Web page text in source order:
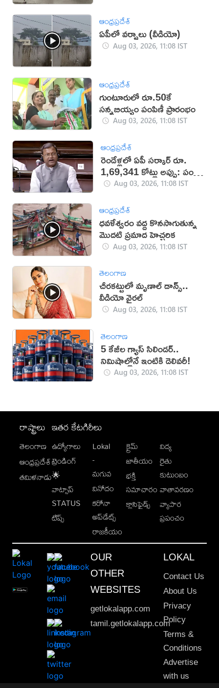
ఆంధ్రప్రదేశ్
ఏపీలో వర్షాలు (వీడియో)
Aug 03, 2026, 11:08 IST
ఆంధ్రప్రదేశ్
గుంటూరులో రూ.50కే
సన్నబియ్యం పంపిణీ ప్రారంభం
Aug 03, 2026, 11:08 IST
ఆంధ్రప్రదేశ్
రెండేళ్లలో ఏపీ సర్కార్ రూ.
1,69,341 కోట్లు అప్పు: పంకజ్
చౌదరిAug 03, 2026, 11:08 IST
ఆంధ్రప్రదేశ్
ధవళేశ్వరం వద్ద కొనసాగుతున్న
మొదటి ప్రమాద హెచ్చరిక
Aug 03, 2026, 11:08 IST
తెలంగాణ
చీరకట్టులో మృణాల్ డాన్స్..
వీడియో వైరల్
Aug 03, 2026, 11:08 IST
తెలంగాణ
5 కేజీల గ్యాస్ సిలిండర్..
నిమిషాల్లోనే ఇంటికి డెలివరీ!
Aug 03, 2026, 11:08 IST
రాష్ట్రాలు
తెలంగాణ
ఆంధ్రప్రదేశ్
తమిళనాడు
ఇతర కేటగిరీలు
ఉద్యోగాలు
ట్రెండింగ్
🌟
వాట్సాప్
STATUS
టిప్స్
Lokal
-
మగువ
వినోదం
కరోనా
అప్‌డేట్స్
రాజకీయం
క్రైమ్
జాతీయం
భక్తి
సమాచారం
క్లాసిఫైడ్స్
విద్య
రైతు
కుటుంబం
వాతావరణం
వ్యాపార
ప్రపంచం
OUR
OTHER
WEBSITES
getlokalapp.com
tamil.getlokalapp.com
LOKAL
Contact Us
About Us
Privacy
Policy
Terms &
Conditions
Advertise
with us